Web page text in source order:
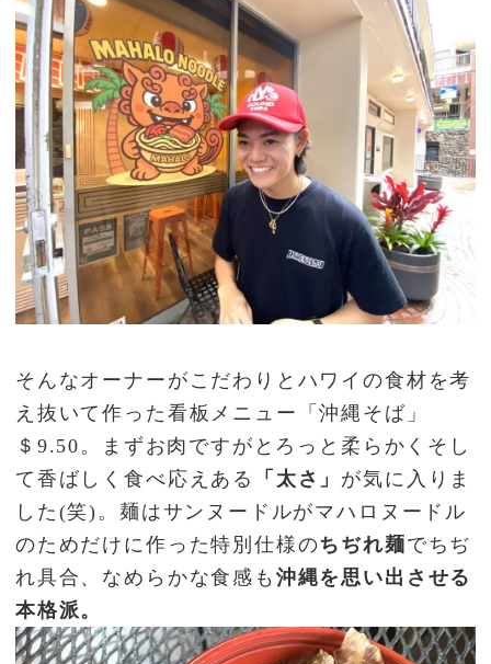
そんなオーナーがこだわりとハワイの食材を考
え抜いて作った看板メニュー「沖縄そば」
＄9.50。まずお肉ですがとろっと柔らかくそし
て香ばしく食べ応えある
「太さ」 が気に入りま
した(笑)。麺はサンヌードルがマハロヌードル
のためだけに作った特別仕様のちぢれ麺でちぢ
れ具合、なめらかな食感も 沖縄を思い出させる
本格派。